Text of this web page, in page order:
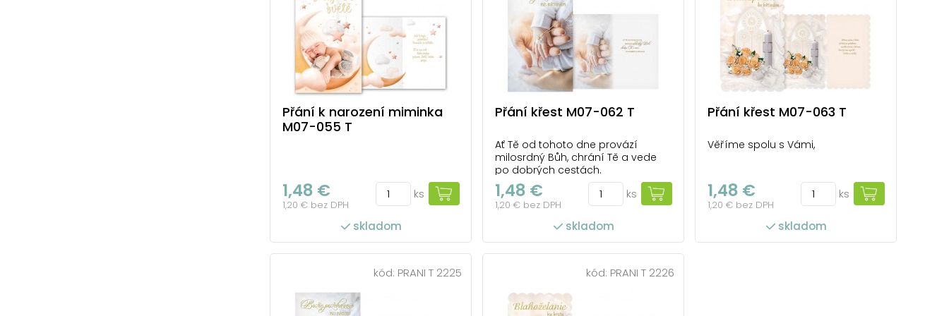
Přání k narození miminka
M07-055 T
1,48 €
1,20 € bez DPH
ks
skladom
Přání křest M07-062 T
Ať Tě od tohoto dne provází
milosrdný Bůh, chrání Tě a vede
po dobrých cestách.
1,48 €
1,20 € bez DPH
ks
skladom
Přání křest M07-063 T
Věříme spolu s Vámi,
1,48 €
1,20 € bez DPH
ks
skladom
kód: PRANI T 2225 kód: PRANI T 2226